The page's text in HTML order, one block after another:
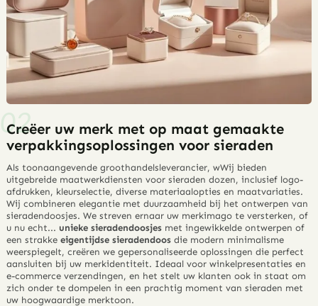
Creëer uw merk met op maat gemaakte
verpakkingsoplossingen voor sieraden
Als toonaangevende groothandelsleverancier, wWij bieden
uitgebreide maatwerkdiensten voor sieradendozen, inclusief logo-
afdrukken, kleurselectie, diverse materiaalopties en maatvariaties.
Wij combineren elegantie met duurzaamheid bij het ontwerpen van
sieradendoosjes. We streven ernaar uw merkimago te versterken, of
u nu echt... unieke sieradendoosjes met ingewikkelde ontwerpen of
een strakkeeigentijdse sieradendoos die modern minimalisme
weerspiegelt, creëren we gepersonaliseerde oplossingen die perfect
aansluiten bij uw merkidentiteit. Ideaal voor winkelpresentaties en
e-commerce verzendingen, en het stelt uw klanten ook in staat om
zich onder te dompelen in een prachtig moment van sieraden met
uw hoogwaardige merktoon.